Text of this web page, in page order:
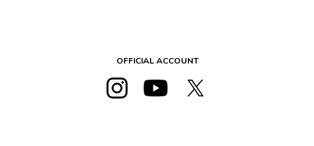
OFFICIAL ACCOUNT